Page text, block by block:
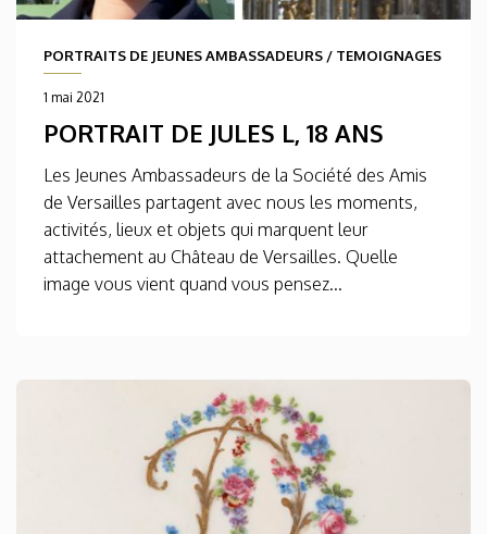
PORTRAITS DE JEUNES AMBASSADEURS / TEMOIGNAGES
1 mai 2021
PORTRAIT DE JULES L, 18 ANS
Les Jeunes Ambassadeurs de la Société des Amis
de Versailles partagent avec nous les moments,
activités, lieux et objets qui marquent leur
attachement au Château de Versailles. Quelle
image vous vient quand vous pensez...